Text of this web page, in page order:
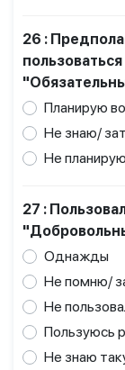
26 :
Планирую
Не знаю/
Не планирую
27 :
Однажды
Не помню/
Не
Пользуюсь
Не знаю